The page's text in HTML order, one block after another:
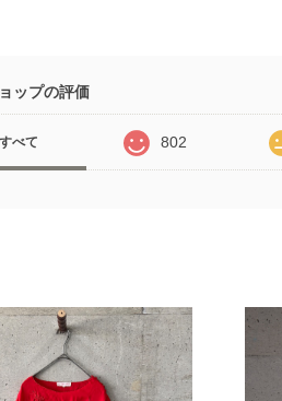
ップの評価
べて 802